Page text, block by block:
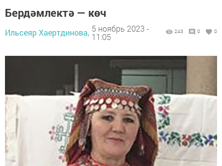
Бердәмлектә — көч
Ильсеяр Хаертдинова, 5 ноябрь 2023 -
11:05
243 0 0